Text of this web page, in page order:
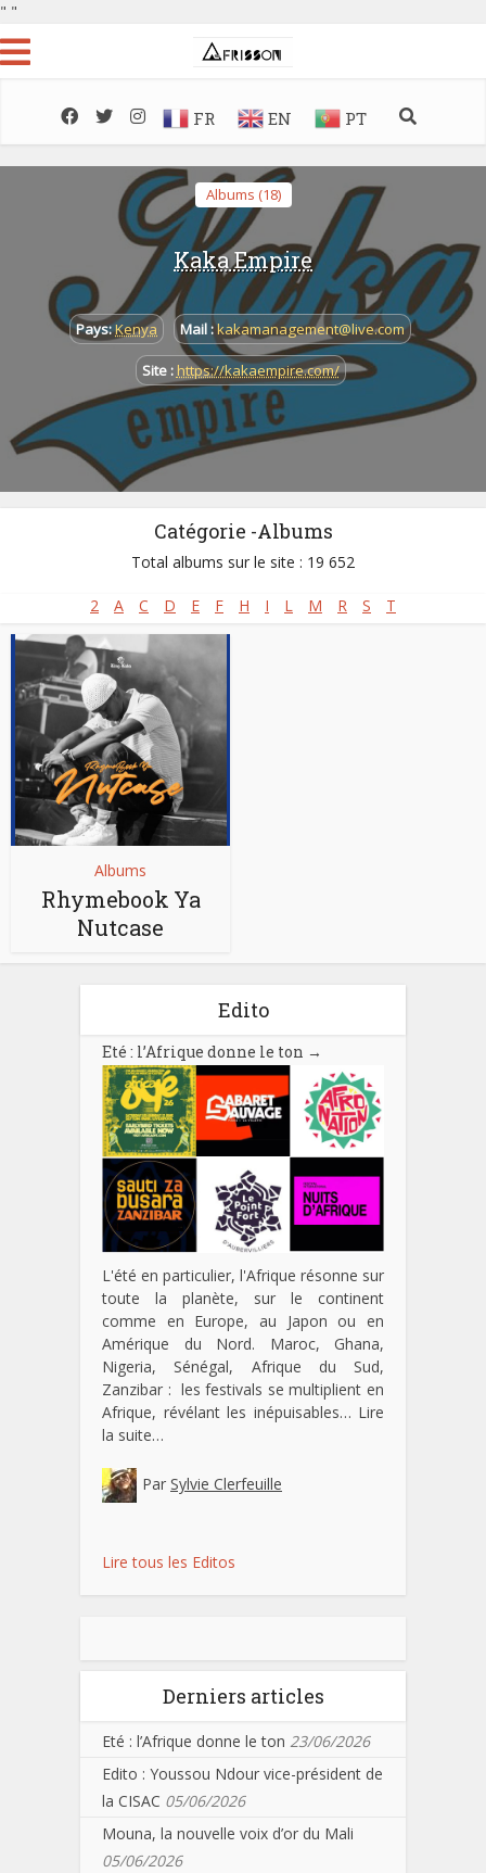
" "
FR EN PT
Albums (18)
Kaka Empire
Pays:Kenya Mail :kakamanagement@live.com
Site : https://kakaempire.com/
Catégorie -Albums
Total albums sur le site : 19 652
2 A C D E F H I L M R S T
Albums
Rhymebook Ya
Nutcase
Edito
Eté : l’Afrique donne le ton →
L'été en particulier, l'Afrique résonne sur
toute la planète, sur le continent
comme en Europe, au Japon ou en
Amérique du Nord. Maroc, Ghana,
Nigeria, Sénégal, Afrique du Sud,
Zanzibar : les festivals se multiplient en
Afrique, révélant les inépuisables… Lire
la suite…
Par Sylvie Clerfeuille
Lire tous les Editos
Derniers articles
Eté : l’Afrique donne le ton 23/06/2026
Edito : Youssou Ndour vice-président de
la CISAC 05/06/2026
Mouna, la nouvelle voix d’or du Mali
05/06/2026